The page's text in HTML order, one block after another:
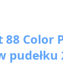
88 Color
pudełku